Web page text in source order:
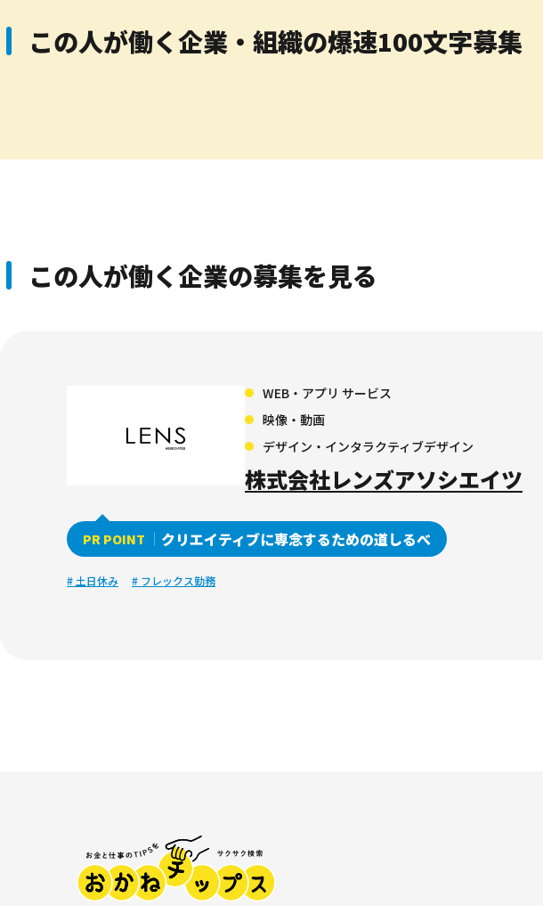
この人が働く企業・組織の爆速100文字募集
この人が働く企業の募集を見る
WEB・アプリ サービス
映像・動画
デザイン・インタラクティブデザイン
株式会社レンズアソシエイツ
PR POINT クリエイティブに専念するための道しるべ
# 土日休み # フレックス勤務